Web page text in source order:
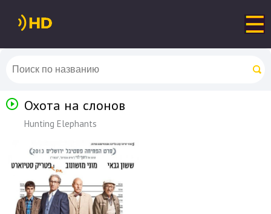
Охота на слонов
Hunting Elephants